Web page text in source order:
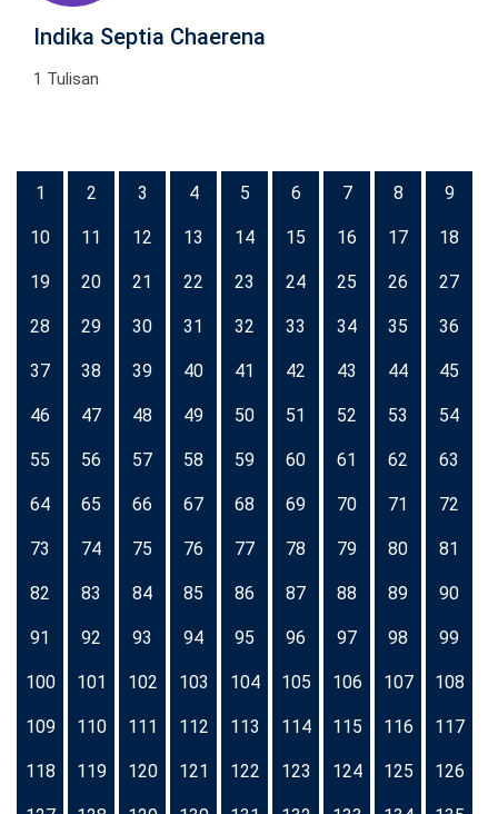
Indika Septia Chaerena
1 Tulisan
1 2 3 4 5 6 7 8 9
10 11 12 13 14 15 16 17 18
19 20 21 22 23 24 25 26 27
28 29 30 31 32 33 34 35 36
37 38 39 40 41 42 43 44 45
46 47 48 49 50 51 52 53 54
55 56 57 58 59 60 61 62 63
64 65 66 67 68 69 70 71 72
73 74 75 76 77 78 79 80 81
82 83 84 85 86 87 88 89 90
91 92 93 94 95 96 97 98 99
100 101 102 103 104 105 106 107 108
109 110 111 112 113 114 115 116 117
118 119 120 121 122 123 124 125 126